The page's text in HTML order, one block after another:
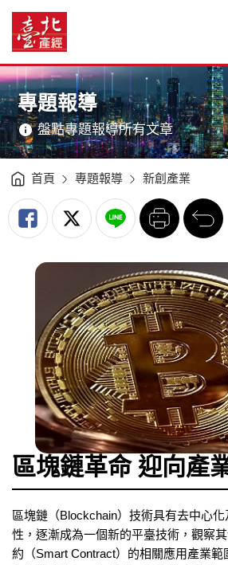
業
新
契
-
臺
北
產
經
資
訊
網
臺
經
訊
網
網
站
主
單
主
意
境
專題報導
盤點專題報導所有文章
首頁 專題報導 新創產業
列
印
回
前
一
頁
區塊鏈革命 迎向產
區塊鏈（Blockchain）技術具有去中心
性，逐漸成為一個新的平臺技術，觀察
約（Smart Contract）的相關應用產業